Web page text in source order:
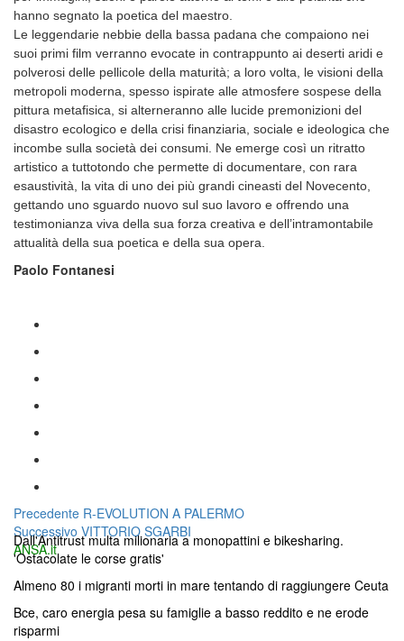
hanno segnato la poetica del maestro.
Le leggendarie nebbie della bassa padana che compaiono nei
suoi primi film verranno evocate in contrappunto ai deserti aridi e
polverosi delle pellicole della maturità; a loro volta, le visioni della
metropoli moderna, spesso ispirate alle atmosfere sospese della
pittura metafisica, si alterneranno alle lucide premonizioni del
disastro ecologico e della crisi finanziaria, sociale e ideologica che
incombe sulla società dei consumi. Ne emerge così un ritratto
artistico a tuttotondo che permette di documentare, con rara
esaustività, la vita di uno dei più grandi cineasti del Novecento,
gettando uno sguardo nuovo sul suo lavoro e offrendo una
testimonianza viva della sua forza creativa e dell’intramontabile
attualità della sua poetica e della sua opera.
Paolo Fontanesi
Navigazione
articoli
Precedente Articolo
precedente:
R-EVOLUTION A PALERMO
Successivo Articolo
successivo:
VITTORIO SGARBI
ANSA.it
Dall'Antitrust multa milionaria a monopattini e bikesharing.
'Ostacolate le corse gratis'
Almeno 80 i migranti morti in mare tentando di raggiungere Ceuta
Bce, caro energia pesa su famiglie a basso reddito e ne erode
risparmi